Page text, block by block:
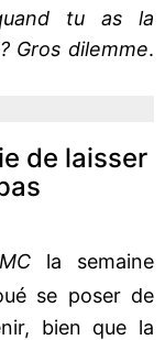
tu as la
Gros dilemme.
de laisser
la semaine
se poser de
bien que la